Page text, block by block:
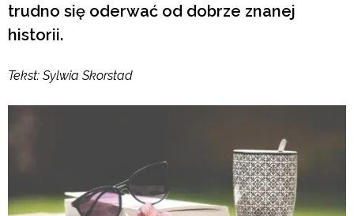
trudno się oderwać od dobrze znanej
historii.
Tekst: Sylwia Skorstad